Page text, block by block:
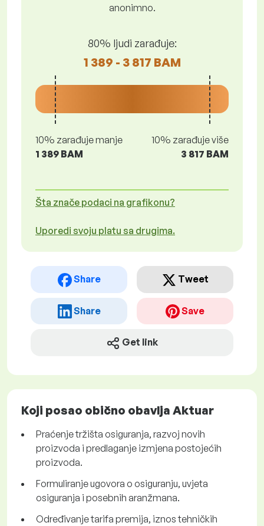
anonimno.
80% ljudi zarađuje:
1 389 - 3 817 BAM
10% zarađuje manje
1 389 BAM
10% zarađuje više
3 817 BAM
Šta znače podaci na grafikonu?
Uporedi svoju platu sa drugima.
Share Tweet
Share Save
Get link
Koji posao obično obavlja Aktuar
Praćenje tržišta osiguranja, razvoj novih
proizvoda i predlaganje izmjena postojećih
proizvoda.
Formuliranje ugovora o osiguranju, uvjeta
osiguranja i posebnih aranžmana.
Određivanje tarifa premija, iznos tehničkih